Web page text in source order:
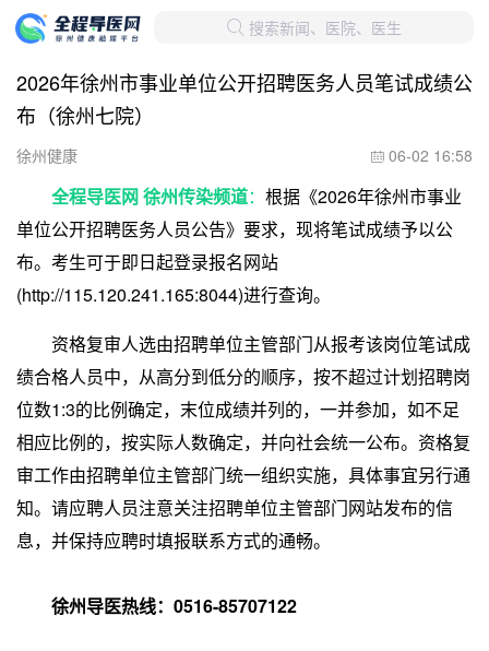
 搜索新闻、医院、医生
2026年徐州市事业单位公开招聘医务人员笔试成绩公
布（徐州七院）
徐州健康  06-02 16:58
全程导医网 徐州传染频道： 根据《2026年徐州市事业
单位公开招聘医务人员公告》要求，现将笔试成绩予以公
布。考生可于即日起登录报名网站
(http://115.120.241.165:8044)进行查询。
资格复审人选由招聘单位主管部门从报考该岗位笔试成
绩合格人员中，从高分到低分的顺序，按不超过计划招聘岗
位数1:3的比例确定，末位成绩并列的，一并参加，如不足
相应比例的，按实际人数确定，并向社会统一公布。资格复
审工作由招聘单位主管部门统一组织实施，具体事宜另行通
知。请应聘人员注意关注招聘单位主管部门网站发布的信
息，并保持应聘时填报联系方式的通畅。
徐州导医热线：0516-85707122